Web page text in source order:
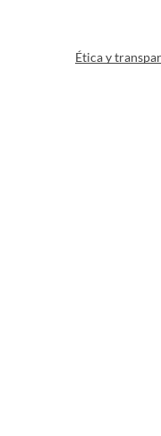
Ética y